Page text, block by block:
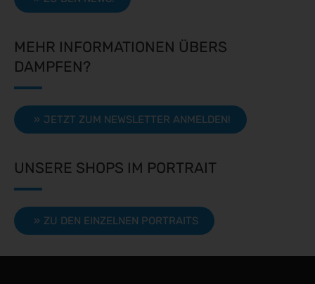
MEHR INFORMATIONEN ÜBERS
DAMPFEN?
JETZT ZUM NEWSLETTER ANMELDEN!
UNSERE SHOPS IM PORTRAIT
ZU DEN EINZELNEN PORTRAITS